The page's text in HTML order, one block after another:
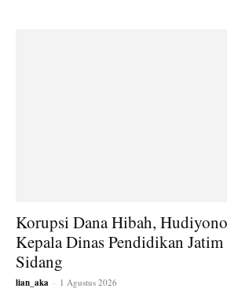
Korupsi Dana Hibah,
Kepala Dinas Pendidikan Jatim
Sidang
lian_aka - 1 Agustus 2026